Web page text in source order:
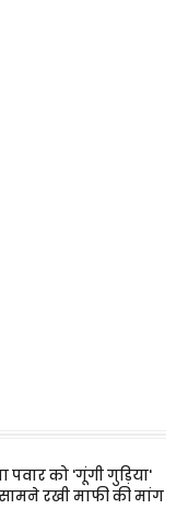
पवार को 'गूंगी गुड़िया'
रखी माफी की मांग